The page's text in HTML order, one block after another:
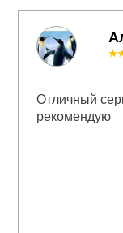
Отличный
рекомендую